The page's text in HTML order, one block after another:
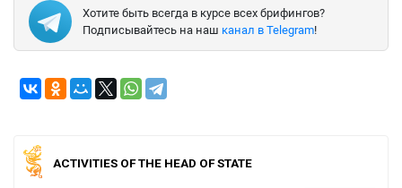
Хотите быть всегда в курсе всех брифингов?
Подписывайтесь на наш канал в Telegram!
ACTIVITIES OF THE HEAD OF STATE